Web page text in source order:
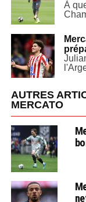
À
AUTRES
MERCATO